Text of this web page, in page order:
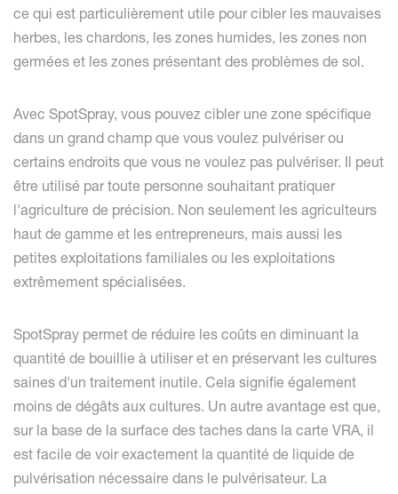
ce qui est particulièrement utile pour cibler les mauvaises
herbes, les chardons, les zones humides, les zones non
germées et les zones présentant des problèmes de sol.
Avec SpotSpray, vous pouvez cibler une zone spécifique
dans un grand champ que vous voulez pulvériser ou
certains endroits que vous ne voulez pas pulvériser. Il peut
être utilisé par toute personne souhaitant pratiquer
l'agriculture de précision. Non seulement les agriculteurs
haut de gamme et les entrepreneurs, mais aussi les
petites exploitations familiales ou les exploitations
extrêmement spécialisées.
SpotSpray permet de réduire les coûts en diminuant la
quantité de bouillie à utiliser et en préservant les cultures
saines d'un traitement inutile. Cela signifie également
moins de dégâts aux cultures. Un autre avantage est que,
sur la base de la surface des taches dans la carte VRA, il
est facile de voir exactement la quantité de liquide de
pulvérisation nécessaire dans le pulvérisateur. La